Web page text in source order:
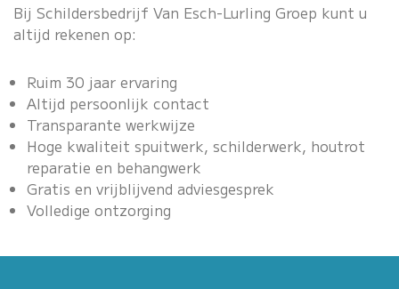
Bij Schildersbedrijf Van Esch-Lurling Groep kunt u
altijd rekenen op:
Ruim 30 jaar ervaring
Altijd persoonlijk contact
Transparante werkwijze
Hoge kwaliteit spuitwerk, schilderwerk, houtrot
reparatie en behangwerk
Gratis en vrijblijvend adviesgesprek
Volledige ontzorging